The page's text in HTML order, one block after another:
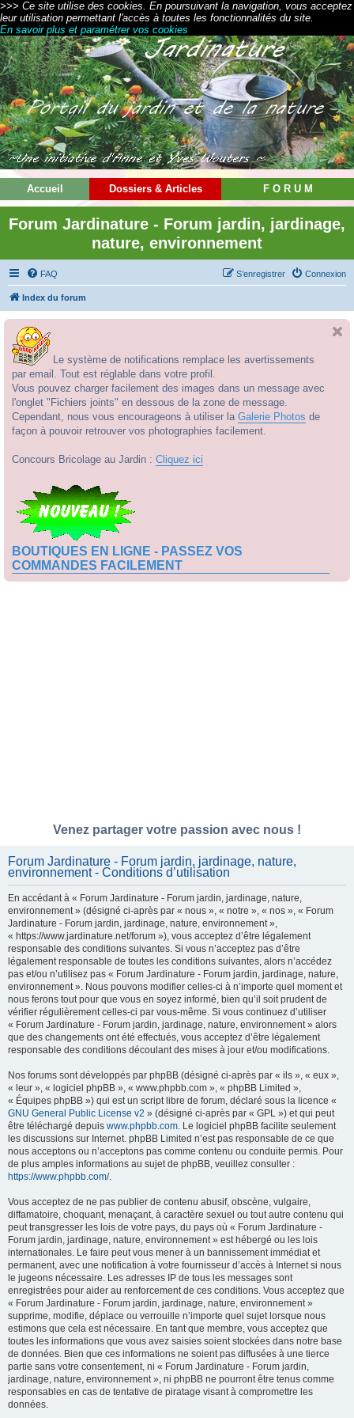
>>> Ce site utilise des cookies. En poursuivant la navigation, vous acceptez
leur utilisation permettant l'accès à toutes les fonctionnalités du site.
En savoir plus et paramétrer vos cookies
Accueil Dossiers & Articles F O R U M
Forum Jardinature - Forum jardin, jardinage,
nature, environnement
FAQ Connexion
S’enregistrer
Index du forum
Le système de notifications remplace les avertissements
par email. Tout est réglable dans votre profil.
Vous pouvez charger facilement des images dans un message avec
l'onglet "Fichiers joints" en dessous de la zone de message.
Cependant, nous vous encourageons à utiliser la Galerie Photos de
façon à pouvoir retrouver vos photographies facilement.
Concours Bricolage au Jardin : Cliquez ici
BOUTIQUES EN LIGNE - PASSEZ VOS
COMMANDES FACILEMENT
Venez partager votre passion avec nous !
Forum Jardinature - Forum jardin, jardinage, nature,
environnement - Conditions d’utilisation
En accédant à « Forum Jardinature - Forum jardin, jardinage, nature,
environnement » (désigné ci-après par « nous », « notre », « nos », « Forum
Jardinature - Forum jardin, jardinage, nature, environnement »,
« https://www.jardinature.net/forum »), vous acceptez d’être légalement
responsable des conditions suivantes. Si vous n’acceptez pas d’être
légalement responsable de toutes les conditions suivantes, alors n’accédez
pas et/ou n’utilisez pas « Forum Jardinature - Forum jardin, jardinage, nature,
environnement ». Nous pouvons modifier celles-ci à n’importe quel moment et
nous ferons tout pour que vous en soyez informé, bien qu’il soit prudent de
vérifier régulièrement celles-ci par vous-même. Si vous continuez d’utiliser
« Forum Jardinature - Forum jardin, jardinage, nature, environnement » alors
que des changements ont été effectués, vous acceptez d’être légalement
responsable des conditions découlant des mises à jour et/ou modifications.
Nos forums sont développés par phpBB (désigné ci-après par « ils », « eux »,
« leur », « logiciel phpBB », « www.phpbb.com », « phpBB Limited »,
« Équipes phpBB ») qui est un script libre de forum, déclaré sous la licence «
GNU General Public License v2 » (désigné ci-après par « GPL ») et qui peut
être téléchargé depuis www.phpbb.com. Le logiciel phpBB facilite seulement
les discussions sur Internet. phpBB Limited n’est pas responsable de ce que
nous acceptons ou n’acceptons pas comme contenu ou conduite permis. Pour
de plus amples informations au sujet de phpBB, veuillez consulter :
https://www.phpbb.com/.
Vous acceptez de ne pas publier de contenu abusif, obscène, vulgaire,
diffamatoire, choquant, menaçant, à caractère sexuel ou tout autre contenu qui
peut transgresser les lois de votre pays, du pays où « Forum Jardinature -
Forum jardin, jardinage, nature, environnement » est hébergé ou les lois
internationales. Le faire peut vous mener à un bannissement immédiat et
permanent, avec une notification à votre fournisseur d’accès à Internet si nous
le jugeons nécessaire. Les adresses IP de tous les messages sont
enregistrées pour aider au renforcement de ces conditions. Vous acceptez que
« Forum Jardinature - Forum jardin, jardinage, nature, environnement »
supprime, modifie, déplace ou verrouille n’importe quel sujet lorsque nous
estimons que cela est nécessaire. En tant que membre, vous acceptez que
toutes les informations que vous avez saisies soient stockées dans notre base
de données. Bien que ces informations ne soient pas diffusées à une tierce
partie sans votre consentement, ni « Forum Jardinature - Forum jardin,
jardinage, nature, environnement », ni phpBB ne pourront être tenus comme
responsables en cas de tentative de piratage visant à compromettre les
données.